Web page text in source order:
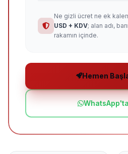
Ne gizli ücret ne ek
USD + KDV; alan adı,
rakamın içinde.
Hemen